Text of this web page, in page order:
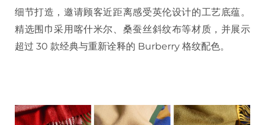
细节打造，邀请顾客近距离感受英伦设计的工艺底蕴。
精选围巾采用喀什米尔、桑蚕丝斜纹布等材质，并展示
超过 30 款经典与重新诠释的 Burberry 格纹配色。